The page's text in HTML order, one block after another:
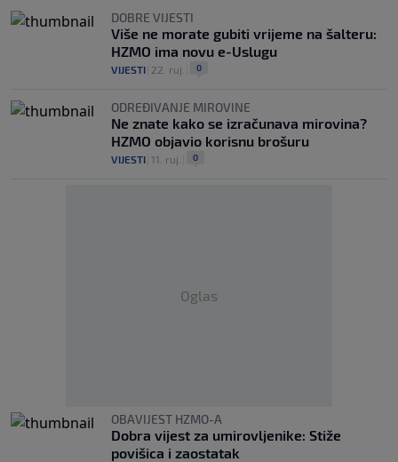
DOBRE VIJESTI
Više ne morate gubiti vrijeme na šalteru:
HZMO ima novu e-Uslugu
VIJESTI 22. ruj. 0
ODREĐIVANJE MIROVINE
Ne znate kako se izračunava mirovina?
HZMO objavio korisnu brošuru
VIJESTI 11. ruj. 0
Oglas
OBAVIJEST HZMO-A
Dobra vijest za umirovljenike: Stiže
povišica i zaostatak